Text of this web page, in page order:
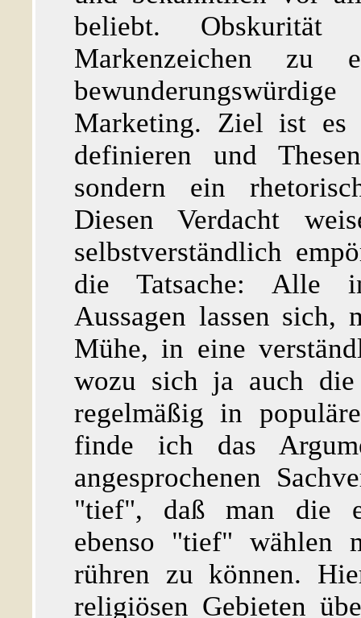
beliebt. Obskurität
Markenzeichen zu
Marketing. Ziel ist
definieren und
sondern ein
Diesen Verdacht
selbstverständlich
die Tatsache: Alle
Aussagen lassen sich,
Mühe, in eine
wozu sich ja auch die
regelmäßig in
finde ich das
angesprochenen
"tief", daß man die
ebenso "tief" wählen
rühren zu können.
religiösen Gebieten